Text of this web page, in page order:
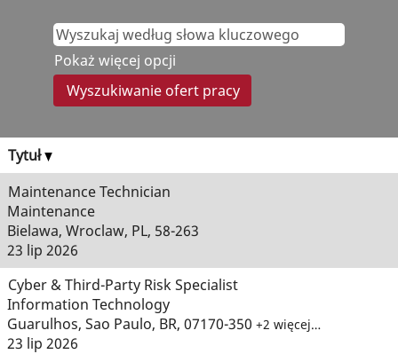
Pokaż więcej opcji
Tytuł
Maintenance Technician
Maintenance
Bielawa, Wroclaw, PL, 58-263
23 lip 2026
Cyber & Third-Party Risk Specialist
Information Technology
Guarulhos, Sao Paulo, BR, 07170-350 +2 więcej…
23 lip 2026